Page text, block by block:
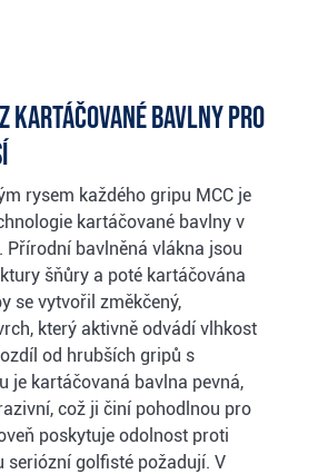
kartáčované bavlny pro
rysem každého gripu MCC je
kartáčované bavlny v
Přírodní bavlněná vlákna jsou
šňůry a poté kartáčována
se vytvořil změkčený,
který aktivně odvádí vlhkost
od hrubších gripů s
je kartáčovaná bavlna pevná,
což ji činí pohodlnou pro
poskytuje odolnost proti
seriózní golfisté požadují. V